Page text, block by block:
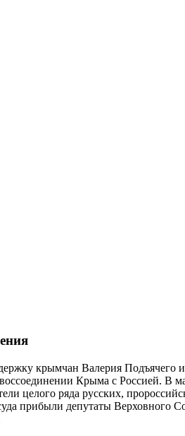
крымчан Валерия
Крыма с Россией. В
ряда русских,
прибыли депутаты Верховного